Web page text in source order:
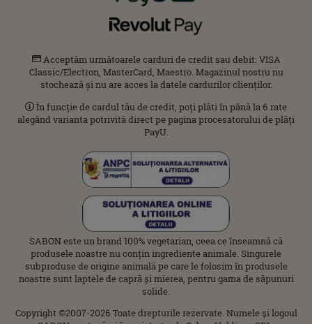
Acceptăm următoarele carduri de credit sau debit: VISA
Classic/Electron, MasterCard, Maestro. Magazinul nostru nu
stochează și nu are acces la datele cardurilor clienților.
În funcție de cardul tău de credit, poți plăti în până la 6 rate
alegând varianta potrivită direct pe pagina procesatorului de plăți
PayU.
SABON este un brand 100% vegetarian, ceea ce înseamnă că
produsele noastre nu conțin ingrediente animale. Singurele
subproduse de origine animală pe care le folosim în produsele
noastre sunt laptele de capră și mierea, pentru gama de săpunuri
solide.
Copyright ©2007-2026 Toate drepturile rezervate. Numele şi logoul